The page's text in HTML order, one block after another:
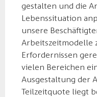
gestalten und die
Lebenssituation
unsere
Arbeitszeitmodelle
Erfordernissen
vielen Bereichen
Ausgestaltung der
Teilzeitquote liegt